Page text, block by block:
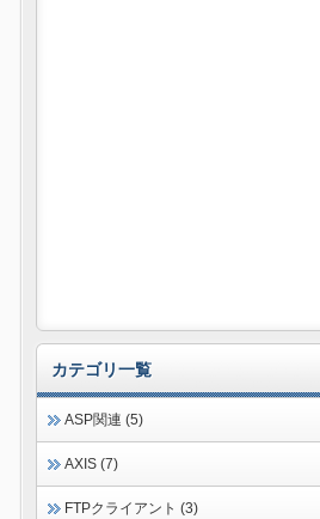
カテゴリ一覧
ASP関連 (5)
AXIS (7)
FTPクライアント (3)